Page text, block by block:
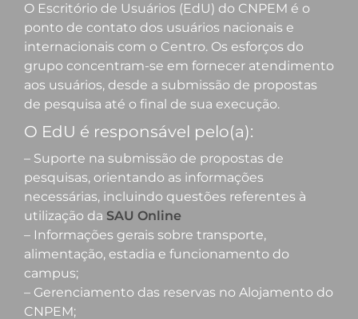
O Escritório de Usuários (EdU) do CNPEM é o
ponto de contato dos usuários nacionais e
internacionais com o Centro. Os esforços do
grupo concentram-se em fornecer atendimento
aos usuários, desde a submissão de propostas
de pesquisa até o final de sua execução.
O EdU é responsável pelo(a):
– Suporte na submissão de propostas de
pesquisas, orientando as informações
necessárias, incluindo questões referentes à
utilização da SAU Online
– Informações gerais sobre transporte,
alimentação, estadia e funcionamento do
campus;
– Gerenciamento das reservas no Alojamento do
CNPEM;